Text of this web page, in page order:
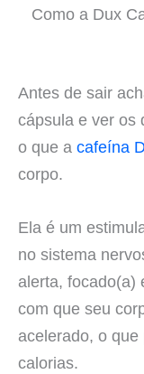
Como a Dux
Antes de sair
cápsula e ver os
o que a cafeína
corpo.
Ela é um
no sistema
alerta, focado(a)
com que seu
acelerado, o
calorias.